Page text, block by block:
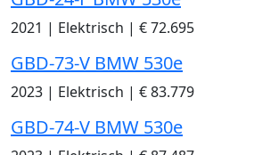
2021 | Elektrisch | € 72.695
GBD-73-V BMW 530e
2023 | Elektrisch | € 83.779
GBD-74-V BMW 530e